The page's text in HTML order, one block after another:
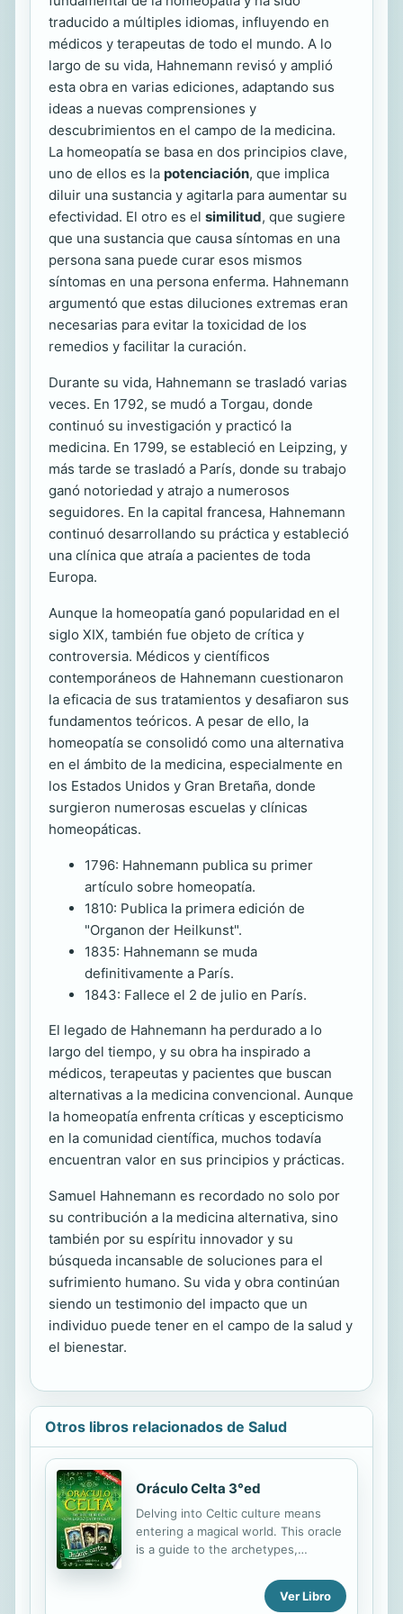
traducido a múltiples idiomas, influyendo en
médicos y terapeutas de todo el mundo. A lo
largo de su vida, Hahnemann revisó y amplió
esta obra en varias ediciones, adaptando sus
ideas a nuevas comprensiones y
descubrimientos en el campo de la medicina.
La homeopatía se basa en dos principios clave,
uno de ellos es la potenciación, que implica
diluir una sustancia y agitarla para aumentar su
efectividad. El otro es el similitud, que sugiere
que una sustancia que causa síntomas en una
persona sana puede curar esos mismos
síntomas en una persona enferma. Hahnemann
argumentó que estas diluciones extremas eran
necesarias para evitar la toxicidad de los
remedios y facilitar la curación.
Durante su vida, Hahnemann se trasladó varias
veces. En 1792, se mudó a Torgau, donde
continuó su investigación y practicó la
medicina. En 1799, se estableció en Leipzing, y
más tarde se trasladó a París, donde su trabajo
ganó notoriedad y atrajo a numerosos
seguidores. En la capital francesa, Hahnemann
continuó desarrollando su práctica y estableció
una clínica que atraía a pacientes de toda
Europa.
Aunque la homeopatía ganó popularidad en el
siglo XIX, también fue objeto de crítica y
controversia. Médicos y científicos
contemporáneos de Hahnemann cuestionaron
la eficacia de sus tratamientos y desafiaron sus
fundamentos teóricos. A pesar de ello, la
homeopatía se consolidó como una alternativa
en el ámbito de la medicina, especialmente en
los Estados Unidos y Gran Bretaña, donde
surgieron numerosas escuelas y clínicas
homeopáticas.
1796: Hahnemann publica su primer
artículo sobre homeopatía.
1810: Publica la primera edición de
"Organon der Heilkunst".
1835: Hahnemann se muda
definitivamente a París.
1843: Fallece el 2 de julio en París.
El legado de Hahnemann ha perdurado a lo
largo del tiempo, y su obra ha inspirado a
médicos, terapeutas y pacientes que buscan
alternativas a la medicina convencional. Aunque
la homeopatía enfrenta críticas y escepticismo
en la comunidad científica, muchos todavía
encuentran valor en sus principios y prácticas.
Samuel Hahnemann es recordado no solo por
su contribución a la medicina alternativa, sino
también por su espíritu innovador y su
búsqueda incansable de soluciones para el
sufrimiento humano. Su vida y obra continúan
siendo un testimonio del impacto que un
individuo puede tener en el campo de la salud y
el bienestar.
Otros libros relacionados de Salud
Oráculo Celta 3°ed
Delving into Celtic culture means
entering a magical world. This oracle
is a guide to the archetypes,
fairies, dwarves, and heroes--that
contain invaluable wisdom and the
Ver Libro